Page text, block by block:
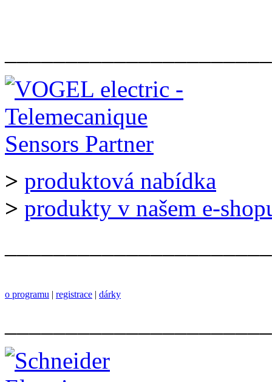
> produktová nabídka
> produkty v našem e-
o programu | registrace | dárky